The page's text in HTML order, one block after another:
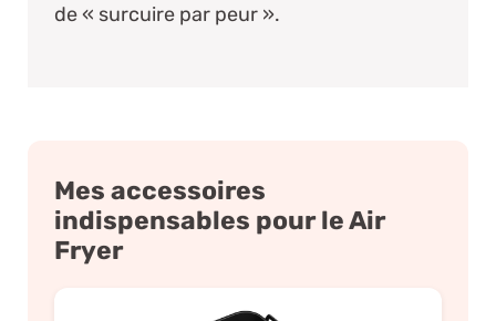
de « surcuire par peur ».
Mes accessoires
indispensables pour le Air
Fryer